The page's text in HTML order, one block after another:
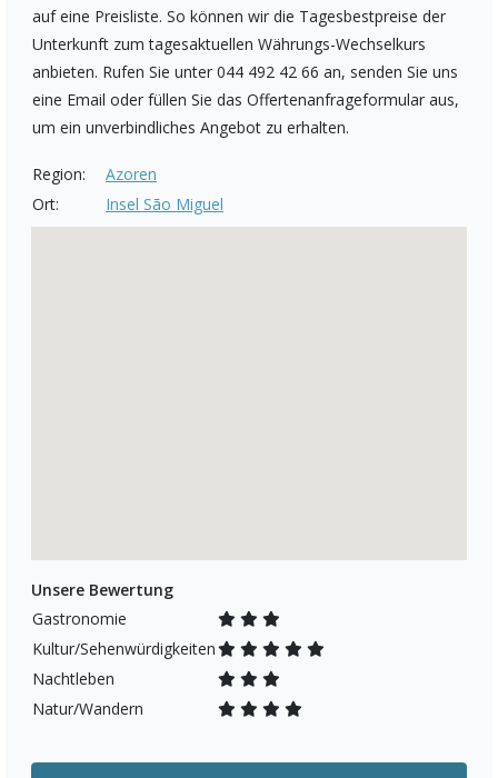
auf eine Preisliste. So können wir die Tagesbestpreise der
Unterkunft zum tagesaktuellen Währungs-Wechselkurs
anbieten. Rufen Sie unter 044 492 42 66 an, senden Sie uns
eine Email oder füllen Sie das Offertenanfrageformular aus,
um ein unverbindliches Angebot zu erhalten.
Region:
Azoren
Ort:
Insel São Miguel
Unsere Bewertung
Gastronomie
Kultur/Sehenwürdigkeiten
Nachtleben
Natur/Wandern